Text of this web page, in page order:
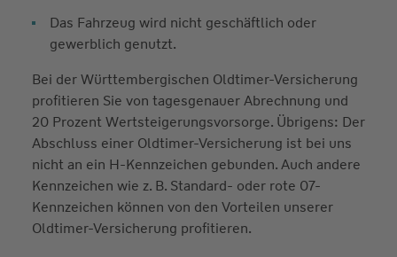
Das Fahrzeug wird nicht geschäftlich oder
gewerblich genutzt.
Bei der Württembergischen Oldtimer-Versicherung
profitieren Sie von tagesgenauer Abrechnung und
20 Prozent Wertsteigerungsvorsorge. Übrigens: Der
Abschluss einer Oldtimer-Versicherung ist bei uns
nicht an ein H-Kennzeichen gebunden. Auch andere
Kennzeichen wie z. B. Standard- oder rote 07-
Kennzeichen können von den Vorteilen unserer
Oldtimer-Versicherung profitieren.